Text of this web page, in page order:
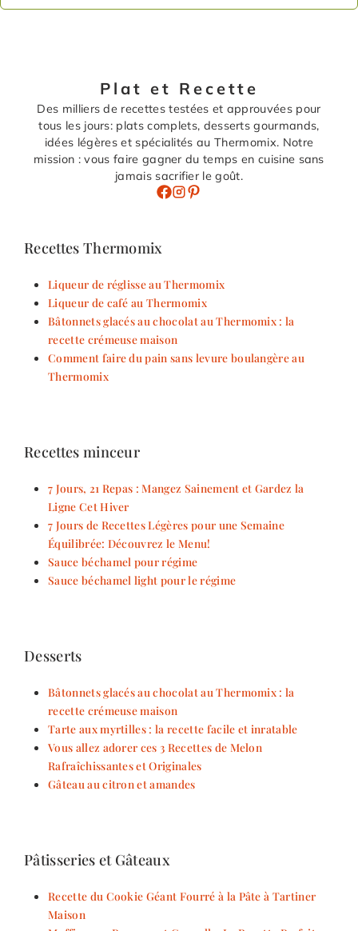
Plat et Recette
Des milliers de recettes testées et approuvées pour
tous les jours: plats complets, desserts gourmands,
idées légères et spécialités au Thermomix. Notre
mission : vous faire gagner du temps en cuisine sans
jamais sacrifier le goût.
Recettes Thermomix
Liqueur de réglisse au Thermomix
Liqueur de café au Thermomix
Bâtonnets glacés au chocolat au Thermomix : la
recette crémeuse maison
Comment faire du pain sans levure boulangère au
Thermomix
Recettes minceur
7 Jours, 21 Repas : Mangez Sainement et Gardez la
Ligne Cet Hiver
7 Jours de Recettes Légères pour une Semaine
Équilibrée: Découvrez le Menu!
Sauce béchamel pour régime
Sauce béchamel light pour le régime
Desserts
Bâtonnets glacés au chocolat au Thermomix : la
recette crémeuse maison
Tarte aux myrtilles : la recette facile et inratable
Vous allez adorer ces 3 Recettes de Melon
Rafraîchissantes et Originales
Gâteau au citron et amandes
Pâtisseries et Gâteaux
Recette du Cookie Géant Fourré à la Pâte à Tartiner
Maison